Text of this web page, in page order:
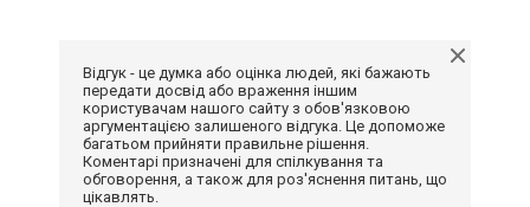
Відгук - це думка або оцінка людей, які бажають
передати досвід або враження іншим
користувачам нашого сайту з обов'язковою
аргументацією залишеного відгука. Це допоможе
багатьом прийняти правильне рішення.
Коментарі призначені для спілкування та
обговорення, а також для роз'яснення питань, що
цікавлять.